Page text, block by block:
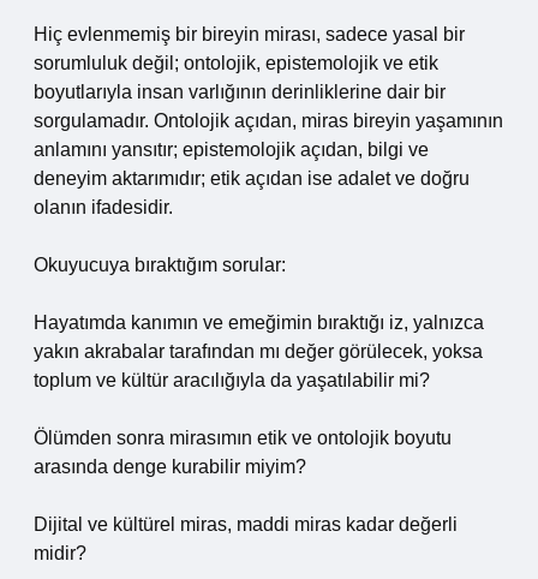
Hiç evlenmemiş bir bireyin mirası, sadece yasal bir
sorumluluk değil; ontolojik, epistemolojik ve etik
boyutlarıyla insan varlığının derinliklerine dair bir
sorgulamadır. Ontolojik açıdan, miras bireyin yaşamının
anlamını yansıtır; epistemolojik açıdan, bilgi ve
deneyim aktarımıdır; etik açıdan ise adalet ve doğru
olanın ifadesidir.
Okuyucuya bıraktığım sorular:
Hayatımda kanımın ve emeğimin bıraktığı iz, yalnızca
yakın akrabalar tarafından mı değer görülecek, yoksa
toplum ve kültür aracılığıyla da yaşatılabilir mi?
Ölümden sonra mirasımın etik ve ontolojik boyutu
arasında denge kurabilir miyim?
Dijital ve kültürel miras, maddi miras kadar değerli
midir?